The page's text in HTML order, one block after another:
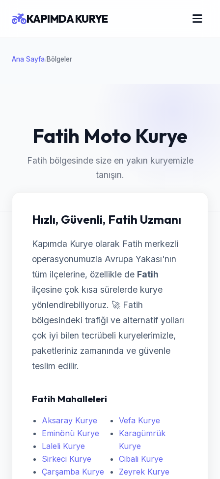
Ana Sayfa/Bölgeler
KAPIMDA KURYE
Fatih Moto Kurye
Fatih bölgesinde size en yakın kuryemizle
tanışın.
Hızlı, Güvenli, Fatih Uzmanı
Kapımda Kurye olarak Fatih merkezli
operasyonumuzla Avrupa Yakası'nın
tüm ilçelerine, özellikle de Fatih
ilçesine çok kısa sürelerde kurye
yönlendirebiliyoruz. 🚀 Fatih
bölgesindeki trafiği ve alternatif yolları
çok iyi bilen tecrübeli kuryelerimizle,
paketleriniz zamanında ve güvenle
teslim edilir.
Fatih Mahalleleri
Aksaray Kurye
Eminönü Kurye
Laleli Kurye
Sirkeci Kurye
Çarşamba Kurye
Vefa Kurye
Karagümrük
Kurye
Cibali Kurye
Zeyrek Kurye